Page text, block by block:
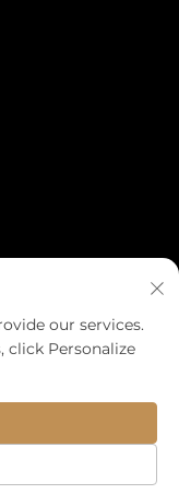
our services.
click Personalize